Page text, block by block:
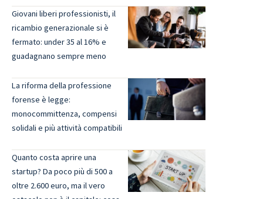
Giovani liberi professionisti, il
ricambio generazionale si è
fermato: under 35 al 16% e
guadagnano sempre meno
La riforma della professione
forense è legge:
monocommittenza, compensi
solidali e più attività compatibili
Quanto costa aprire una
startup? Da poco più di 500 a
oltre 2.600 euro, ma il vero